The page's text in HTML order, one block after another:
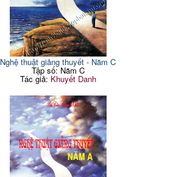
Nghệ thuật giảng thuyết - Năm C
Tập số: Năm C
Tác giả: Khuyết Danh